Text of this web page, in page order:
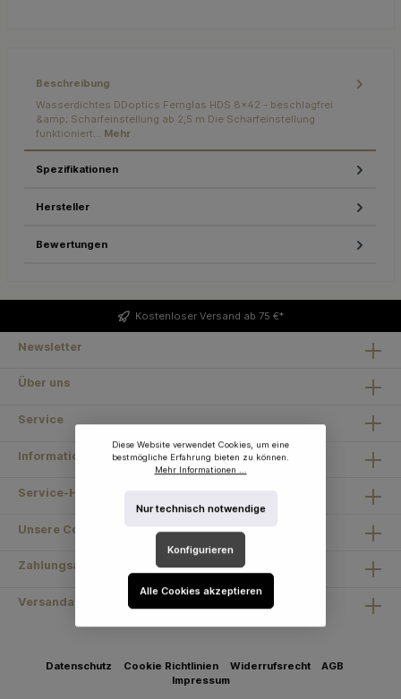
Beschreibung
Wasserdichtes DDoptics Fernglas HDS 8x42 - beschlagfrei
&amp; Scharfeinstellung ab 2,5 m Die Scharfeinstellung
funktioniert… Mehr
Spezifikationen
Hersteller
Bewertungen
Kostenloser Versand ab 75 €*
Newsletter
Über uns
Service
Information
Service-Hotline
Unsere Communities
Zahlungsarten
Versandarten
Datenschutz Cookie Richtlinien Widerrufsrecht
AGB
Impressum
Diese Website verwendet Cookies, um eine
bestmögliche Erfahrung bieten zu können.
Mehr Informationen ...
Nur technisch notwendige
Konfigurieren
Alle Cookies akzeptieren